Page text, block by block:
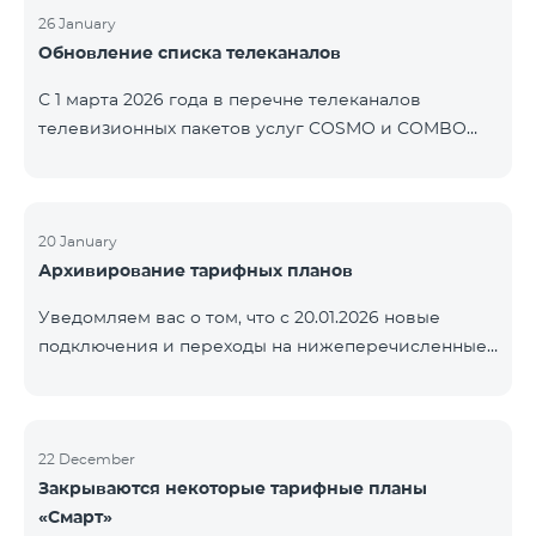
контролем нашей компании. В настоящее время
точные сроки восстановления услуг неизвестны.
предоставлена по мере изменения ситуации.
Благодарим за понимание.
26 January
Обновление списка телеканалов
С 1 марта 2026 года в перечне телеканалов
телевизионных пакетов услуг COSMO и COMBO
только в тех регионах, где их трансляция является
обязательной. Данные изменения реализуются в
телевизионной платформы и полностью
соответствуют нормам местного вещания.
20 January
Архивирование тарифных планов
Уведомляем вас о том, что с 20.01.2026 новые
подключения и переходы на нижеперечисленные
22 December
Закрываются некоторые тарифные планы
«Смарт»